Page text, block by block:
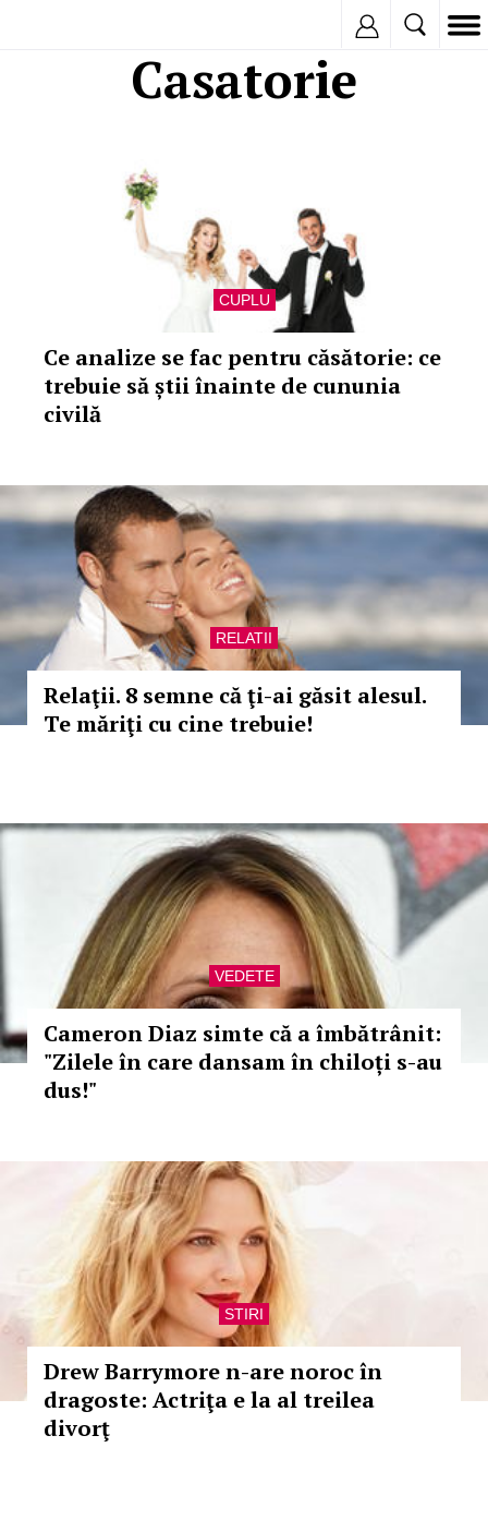
Casatorie
CUPLU
Ce analize se fac pentru căsătorie: ce
trebuie să știi înainte de cununia
civilă
RELATII
Relaţii. 8 semne că ţi-ai găsit alesul.
Te măriţi cu cine trebuie!
VEDETE
Cameron Diaz simte că a îmbătrânit:
"Zilele în care dansam în chiloți s-au
dus!"
STIRI
Drew Barrymore n-are noroc în
dragoste: Actriţa e la al treilea
divorţ